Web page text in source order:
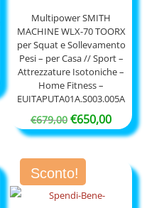
Multipower SMITH
MACHINE WLX-70 TOORX
per Squat e Sollevamento
Pesi – per Casa // Sport –
Attrezzature Isotoniche –
Home Fitness –
EUITAPUTA01A.S003.005A
€679,00 Il
prezzo
originale
era:
€679,00.
€650,00Il
prezzo
Sconto!